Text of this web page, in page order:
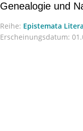
Genealogie und
Reihe: Epistemata
Erscheinungsdatum: